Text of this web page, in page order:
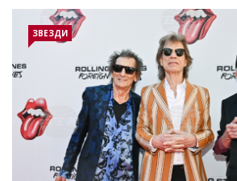
ЗВЕЗДИ